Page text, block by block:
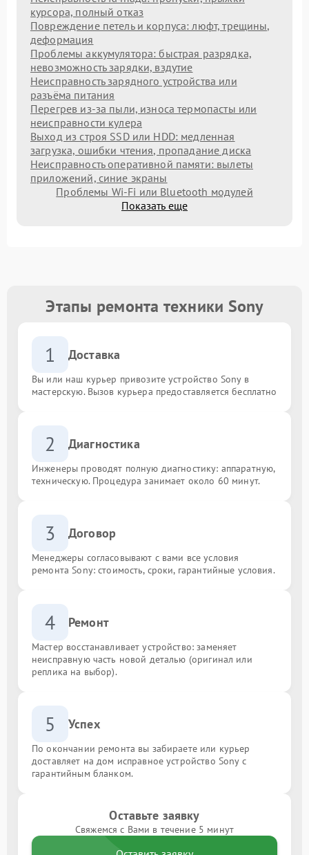
курсора, полный отказ
Повреждение петель и корпуса: люфт, трещины,
деформация
Проблемы аккумулятора: быстрая разрядка,
невозможность зарядки, вздутие
Неисправность зарядного устройства или
разъёма питания
Перегрев из‑за пыли, износа термопасты или
неисправности кулера
Выход из строя SSD или HDD: медленная
загрузка, ошибки чтения, пропадание диска
Неисправность оперативной памяти: вылеты
приложений, синие экраны
Проблемы Wi‑Fi или Bluetooth модулей
Показать еще
Этапы ремонта техники Sony
1 Доставка
Вы или наш курьер привозите устройство Sony в
мастерскую. Вызов курьера предоставляется бесплатно
2 Диагностика
Инженеры проводят полную диагностику: аппаратную,
техническую. Процедура занимает около 60 минут.
3 Договор
Менеджеры согласовывают с вами все условия
ремонта Sony: стоимость, сроки, гарантийные условия.
4 Ремонт
Мастер восстанавливает устройство: заменяет
неисправную часть новой деталью (оригинал или
реплика на выбор).
5 Успех
По окончании ремонта вы забираете или курьер
доставляет на дом исправное устройство Sony с
гарантийным бланком.
Оставьте заявку
Свяжемся с Вами в течение 5 минут